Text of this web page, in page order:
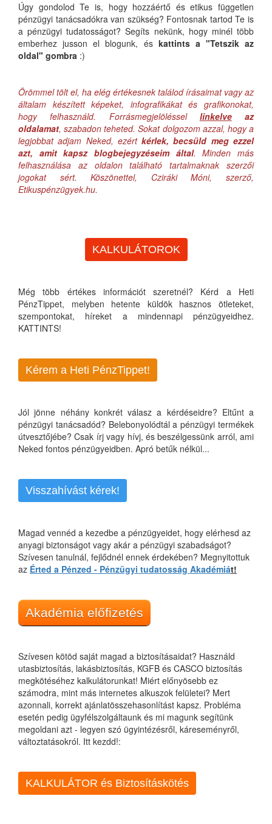
Úgy gondolod Te is, hogy hozzáértő és etikus független
pénzügyi tanácsadókra van szükség? Fontosnak tartod Te is
a pénzügyi tudatosságot? Segíts nekünk, hogy minél több
emberhez jusson el blogunk, és kattints a "Tetszik az
oldal" gombra :)
Örömmel tölt el, ha elég értékesnek találod írásaimat vagy az
általam készített képeket, infografikákat és grafikonokat,
hogy felhasználd. Forrásmegjelöléssel linkelveaz
oldalamat, szabadon teheted. Sokat dolgozom azzal, hogy a
legjobbat adjam Neked, ezértkérlek, becsüld meg ezzel
azt, amit kapsz blogbejegyzéseim által. Minden más
felhasználása az oldalon található tartalmaknak szerzői
jogokat sért. Köszönettel, Cziráki Móni, szerző,
Etikuspénzügyek.hu.
KALKULÁTOROK
Még több értékes információt szeretnél? Kérd a Heti
PénzTippet, melyben hetente küldök hasznos ötleteket,
szempontokat, híreket a mindennapi pénzügyeidhez.
KATTINTS!
Kérem a Heti PénzTippet!
Jól jönne néhány konkrét válasz a kérdéseidre? Eltűnt a
pénzügyi tanácsadód? Belebonyolódtál a pénzügyi termékek
útvesztőjébe? Csak írj vagy hívj, és beszélgessünk arról, ami
Neked fontos pénzügyeidben. Apró betűk nélkül...
Visszahívást kérek!
Magad vennéd a kezedbe a pénzügyeidet, hogy elérhesd az
anyagi biztonságot vagy akár a pénzügyi szabadságot?
Szívesen tanulnál, fejlődnél ennek érdekében? Megnyitottuk
az Érted a Pénzed - Pénzügyi tudatosság Akadémiát!
Akadémia előfizetés
Szívesen kötöd saját magad a biztosításaidat? Használd
utasbiztosítás, lakásbiztosítás, KGFB és CASCO biztosítás
megkötéséhez kalkulátorunkat! Miért előnyösebb ez
számodra, mint más internetes alkuszok felületei? Mert
azonnali, korrekt ajánlatösszehasonlítást kapsz. Probléma
esetén pedig ügyfélszolgáltaunk és mi magunk segítünk
megoldani azt - legyen szó ügyintézésről, káreseményről,
változtatásokról. Itt kezdd!:
KALKULÁTOR és Biztosításkötés